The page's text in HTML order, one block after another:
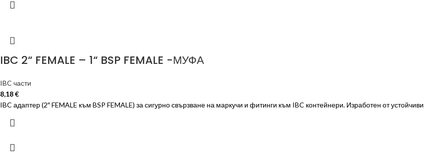
IBC 2“ FEMALE – 1“ BSP FEMALE -МУФА
IBC части
8,18€
IBC адаптер (2″ FEMALE към BSP FEMALE) за сигурно свързване на маркучи и фитинги към IBC контейнери. Изработен от устойчиви